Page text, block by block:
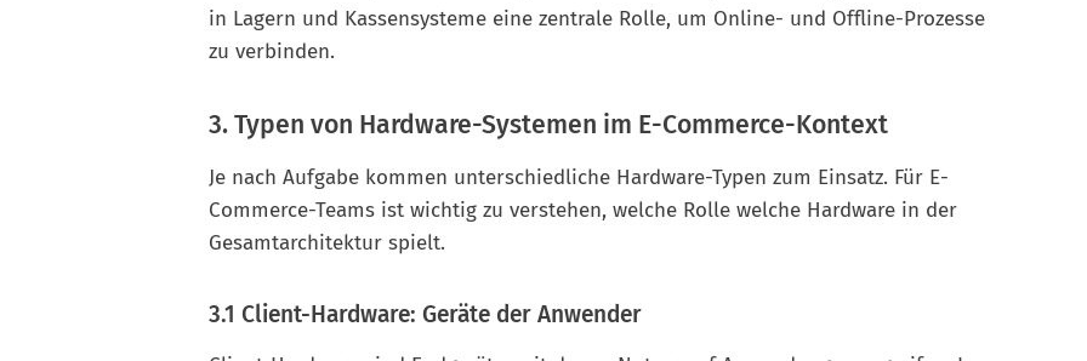
in Lagern und Kassensysteme eine zentrale Rolle, um Online- und Offline-Prozesse
zu verbinden.
3. Typen von Hardware-Systemen im E-Commerce-Kontext
Je nach Aufgabe kommen unterschiedliche Hardware-Typen zum Einsatz. Für E-
Commerce-Teams ist wichtig zu verstehen, welche Rolle welche Hardware in der
Gesamtarchitektur spielt.
3.1 Client-Hardware: Geräte der Anwender